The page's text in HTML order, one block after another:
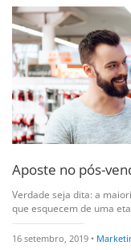
Aposte no pós-
Verdade seja dita: a
que esquecem de uma
16 setembro, 2019 •